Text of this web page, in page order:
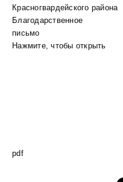
Красногвардейского района
Благодарственное
письмо
Нажмите, чтобы открыть
pdf